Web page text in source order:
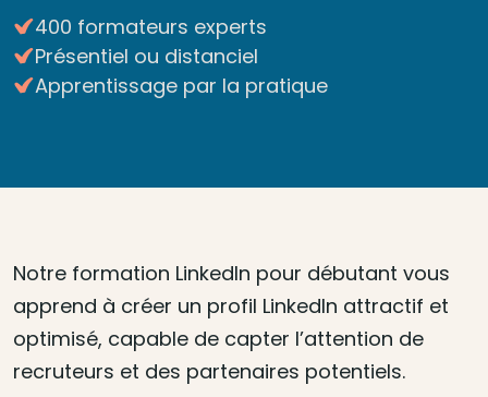
400 formateurs experts
Présentiel ou distanciel
Apprentissage par la pratique
Notre formation LinkedIn pour débutant vous
apprend à créer un profil LinkedIn attractif et
optimisé, capable de capter l’attention de
recruteurs et des partenaires potentiels.